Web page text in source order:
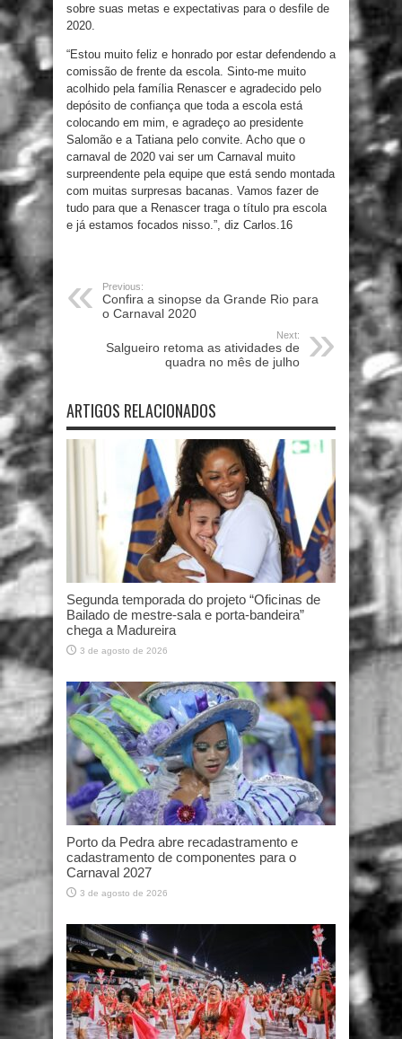
sobre suas metas e expectativas para o desfile de
2020.
“Estou muito feliz e honrado por estar defendendo a
comissão de frente da escola. Sinto-me muito
acolhido pela família Renascer e agradecido pelo
depósito de confiança que toda a escola está
colocando em mim, e agradeço ao presidente
Salomão e a Tatiana pelo convite. Acho que o
carnaval de 2020 vai ser um Carnaval muito
surpreendente pela equipe que está sendo montada
com muitas surpresas bacanas. Vamos fazer de
tudo para que a Renascer traga o título pra escola
e já estamos focados nisso.”, diz Carlos.16
Previous:
Confira a sinopse da Grande Rio para
o Carnaval 2020
Next:
Salgueiro retoma as atividades de
quadra no mês de julho
ARTIGOS RELACIONADOS
Segunda temporada do projeto “Oficinas de
Bailado de mestre-sala e porta-bandeira”
chega a Madureira
3 de agosto de 2026
Porto da Pedra abre recadastramento e
cadastramento de componentes para o
Carnaval 2027
3 de agosto de 2026